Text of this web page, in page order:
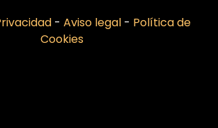
- Aviso legal - Política de
Cookies